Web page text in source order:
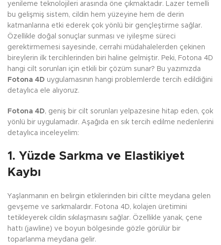
yenileme teknolojileri arasında öne çıkmaktadır. Lazer temelli
bu gelişmiş sistem, cildin hem yüzeyine hem de derin
katmanlarına etki ederek çok yönlü bir gençleştirme sağlar.
Özellikle doğal sonuçlar sunması ve iyileşme süreci
gerektirmemesi sayesinde, cerrahi müdahalelerden çekinen
bireylerin ilk tercihlerinden biri haline gelmiştir. Peki, Fotona 4D
hangi cilt sorunları için etkili bir çözüm sunar? Bu yazımızda
Fotona 4D uygulamasının hangi problemlerde tercih edildiğini
detaylıca ele alıyoruz.
Fotona 4D, geniş bir cilt sorunları yelpazesine hitap eden, çok
yönlü bir uygulamadır. Aşağıda en sık tercih edilme nedenlerini
detaylıca inceleyelim:
1. Yüzde Sarkma ve Elastikiyet
Kaybı
Yaşlanmanın en belirgin etkilerinden biri ciltte meydana gelen
gevşeme ve sarkmalardır. Fotona 4D, kolajen üretimini
tetikleyerek cildin sıkılaşmasını sağlar. Özellikle yanak, çene
hattı (jawline) ve boyun bölgesinde gözle görülür bir
toparlanma meydana gelir.